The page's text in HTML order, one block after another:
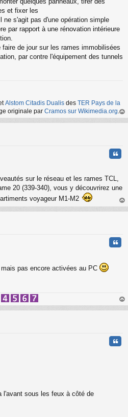
et fixer les
s'agit pas d'une opération simple
par rapport à une rénovation intérieure
de jour sur les rames immobilisées
par contre l'équipement des tunnels
Alstom Citadis Dualis des TER Pays de la
originale par Cramos sur Wikimedia.org
au
sur le réseau et les rames TCL,
20 (339-340), vous y découvrirez une
voyageur M1-M2
au
pas encore activées au PC
au
l'avant sous les feux à côté de